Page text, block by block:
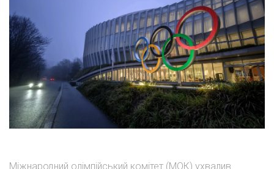
Міжнародний олімпійський комітет (МОК) ухвалив